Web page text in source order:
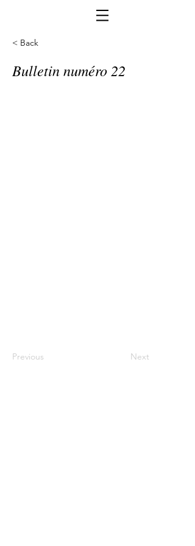
< Back
Bulletin numéro 22
Previous Next